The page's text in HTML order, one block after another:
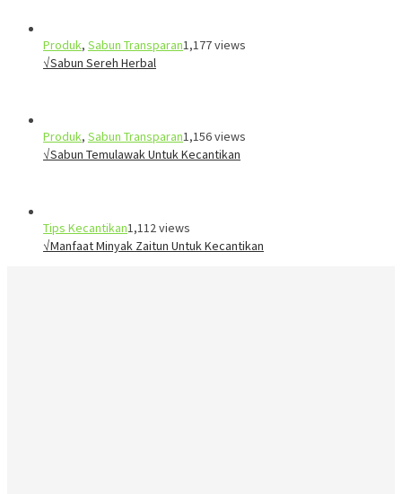
Produk, Sabun Transparan1,177 views
√Sabun Sereh Herbal
Produk, Sabun Transparan1,156 views
√Sabun Temulawak Untuk Kecantikan
Tips Kecantikan1,112 views
√Manfaat Minyak Zaitun Untuk Kecantikan